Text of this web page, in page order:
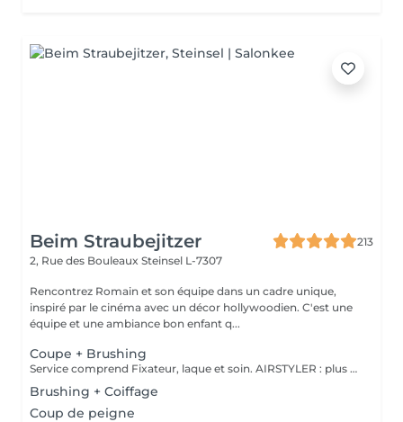
Beim Straubejitzer
213
2, Rue des Bouleaux Steinsel L-7307
Rencontrez Romain et son équipe dans un cadre unique,
inspiré par le cinéma avec un décor hollywoodien. C'est une
équipe et une ambiance bon enfant q...
Coupe + Brushing
Service comprend Fixateur, laque et soin. AIRSTYLER : plus de brillance et de ténacité qu'un brushing. JocoStyler: un lisseur, lissage et soin, qui donne la brillance spectaculaire.
Brushing + Coiffage
Coup de peigne